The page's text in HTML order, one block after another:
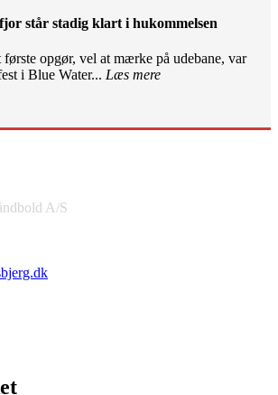
står stadig klart i hukommelsen
opgør, vel at mærke på udebane, var
i Blue Water... Læs mere
A/S